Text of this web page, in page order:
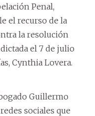
Penal,
el recurso de la
la resolución
el 7 de julio
Cynthia Lovera.
Guillermo
sociales que